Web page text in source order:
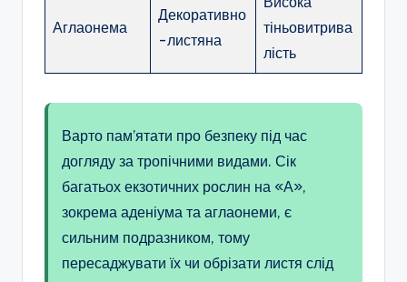
Аглаонема
Декоративно
-листяна
тіньовитрива
лість
Варто пам’ятати про безпеку під час
догляду за тропічними видами. Сік
багатьох екзотичних рослин на «А»,
зокрема аденіума та аглаонеми, є
сильним подразником, тому
пересаджувати їх чи обрізати листя слід